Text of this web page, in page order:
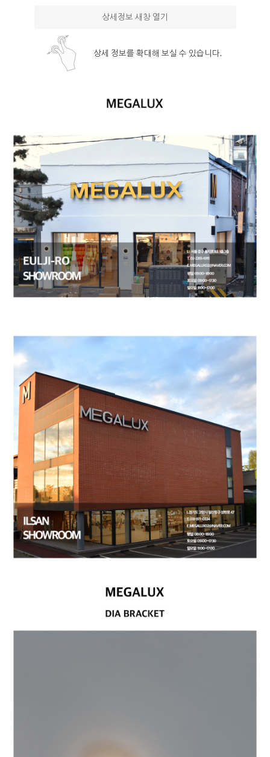
상세정보 새창 열기
상세 정보를 확대해 보실 수 있습니다.